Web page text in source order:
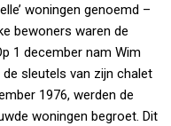
woningen genoemd –
bewoners waren de
1 december nam Wim
sleutels van zijn chalet
1976, werden de
woningen begroet. Dit